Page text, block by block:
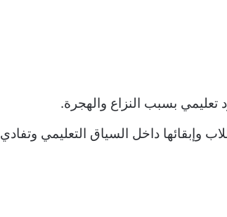
بسبب النزاع والهجرة.
وإبقائها داخل السياق التعليمي وتفادي